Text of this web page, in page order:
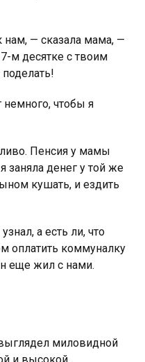
— сказала мама, —
м десятке с твоим
чтобы я
Пенсия у мамы
заняла денег у той же
кушать, и ездить
а есть ли, что
оплатить коммуналку
еще жил с нами.
миловидной